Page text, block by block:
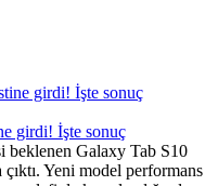
girdi! İşte sonuç
beklenen Galaxy Tab S10
Yeni model performans